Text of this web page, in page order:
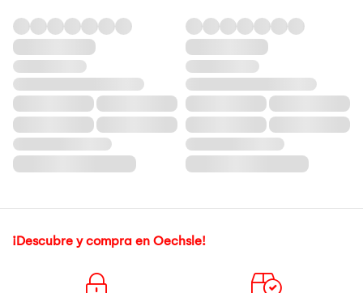
¡Descubre y compra en Oechsle!